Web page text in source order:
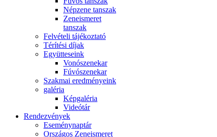
Népzene tanszak
Zeneismeret
tanszak
Felvételi tájékoztató
Térítési díjak
Együtteseink
Vonószenekar
Fúvószenekar
Szakmai eredményeink
galéria
Képgaléria
Videótár
Rendezvények
Eseménynaptár
Országos Zeneismeret